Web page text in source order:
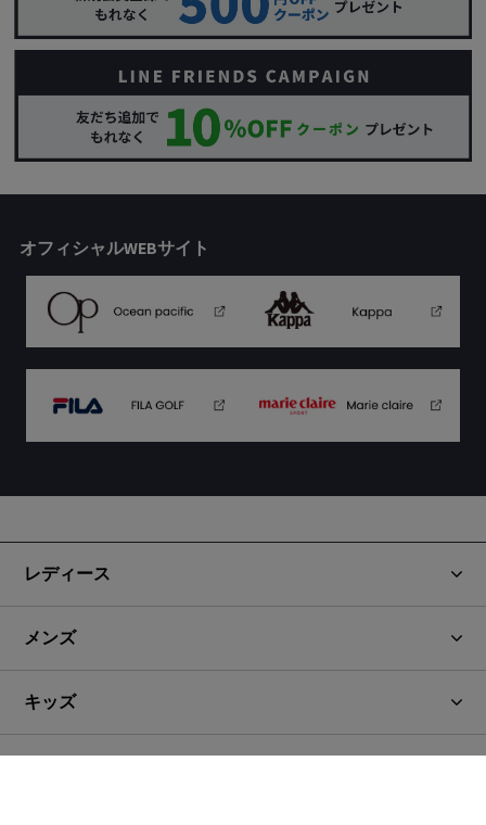
オフィシャルWEBサイト
レディース
メンズ
キッズ